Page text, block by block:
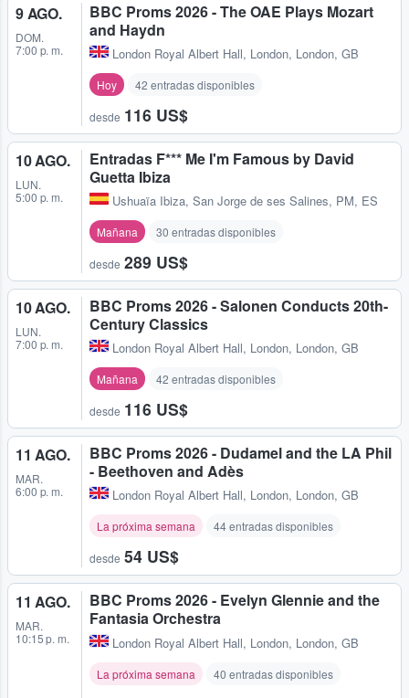
9 AGO.
DOM.
7:00 p. m.
BBC Proms 2026 - The OAE Plays Mozart
and Haydn
London Royal Albert Hall, London, London, GB
Hoy 42 entradas disponibles
desde 116 US$
10 AGO.
LUN.
5:00 p. m.
Entradas F*** Me I'm Famous by David
Guetta Ibiza
Ushuaïa Ibiza, San Jorge de ses Salines, PM, ES
Mañana 30 entradas disponibles
desde 289 US$
10 AGO.
LUN.
7:00 p. m.
BBC Proms 2026 - Salonen Conducts 20th-
Century Classics
London Royal Albert Hall, London, London, GB
Mañana 42 entradas disponibles
desde 116 US$
11 AGO.
MAR.
6:00 p. m.
BBC Proms 2026 - Dudamel and the LA Phil
- Beethoven and Adès
London Royal Albert Hall, London, London, GB
La próxima semana 44 entradas disponibles
desde 54 US$
11 AGO.
MAR.
10:15 p. m.
BBC Proms 2026 - Evelyn Glennie and the
Fantasia Orchestra
London Royal Albert Hall, London, London, GB
La próxima semana 40 entradas disponibles